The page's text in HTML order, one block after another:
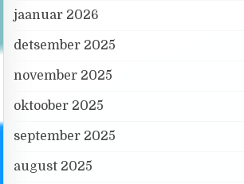
jaanuar 2026
detsember 2025
november 2025
oktoober 2025
september 2025
august 2025